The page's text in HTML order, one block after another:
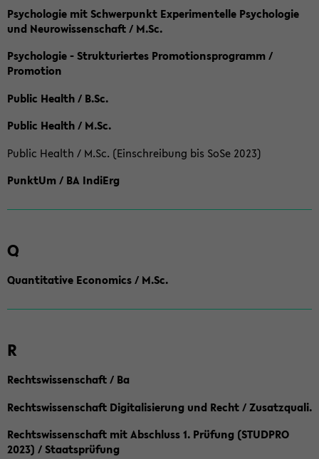
Psychologie mit Schwerpunkt Experimentelle Psychologie
und Neurowissenschaft / M.Sc.
Psychologie - Strukturiertes Promotionsprogramm /
Promotion
Public Health / B.Sc.
Public Health / M.Sc.
Public Health / M.Sc. (Einschreibung bis SoSe 2023)
PunktUm / BA IndiErg
Q
Quantitative Economics / M.Sc.
R
Rechtswissenschaft / Ba
Rechtswissenschaft Digitalisierung und Recht / Zusatzquali.
Rechtswissenschaft mit Abschluss 1. Prüfung (STUDPRO
2023) / Staatsprüfung